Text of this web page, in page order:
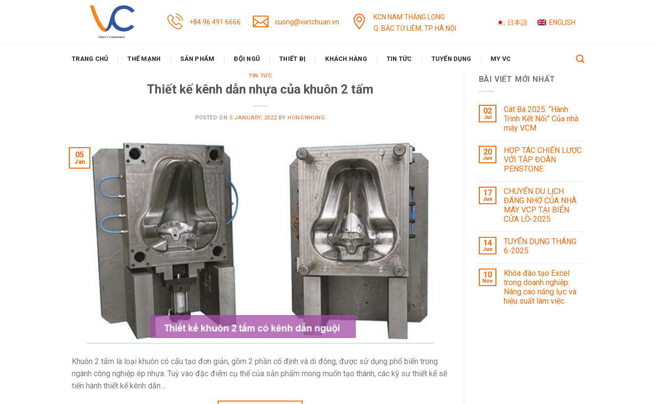
+84 96 491 6666 cuong@vietchuan.vn
KCN NAM THĂNG LONG
Q. BẮC TỪ LIÊM, TP. HÀ NỘI
日本語 ENGLISH
TRANG CHỦ THẾ MẠNH SẢN PHẨM ĐỘI NGŨ THIẾT BỊ KHÁCH HÀNG TIN TỨC TUYỂN DỤNG MY VC
TIN TỨC
Thiết kế kênh dẫn nhựa của khuôn 2 tấm
POSTED ON 5 JANUARY, 2022 BYHONGNHUNG
05
Jan
Khuôn 2 tấm là loại khuôn có cấu tạo đơn giản, gồm 2 phần cố định và di động, được sử dụng phổ biến trong
ngành công nghiệp ép nhựa. Tuỳ vào đặc điểm cụ thể của sản phẩm mong muốn tạo thành, các kỹ sư thiết kế sẽ
tiến hành thiết kế kênh dẫn…
BÀI VIẾT MỚI NHẤT
02
Jul
Cát Bà 2025: “Hành
Trình Kết Nối” Của nhà
máy VCM
20
Jun
HỢP TÁC CHIẾN LƯỢC
VỚI TẬP ĐOÀN
PENSTONE
17
Jun
CHUYẾN DU LỊCH
ĐÁNG NHỚ CỦA NHÀ
MÁY VCP TẠI BIỂN
CỬA LÒ-2025
14
Jun
TUYỂN DỤNG THÁNG
6-2025
10
Nov
Khóa đào tạo Excel
trong doanh nghiệp:
Nâng cao năng lực và
hiệu suất làm việc